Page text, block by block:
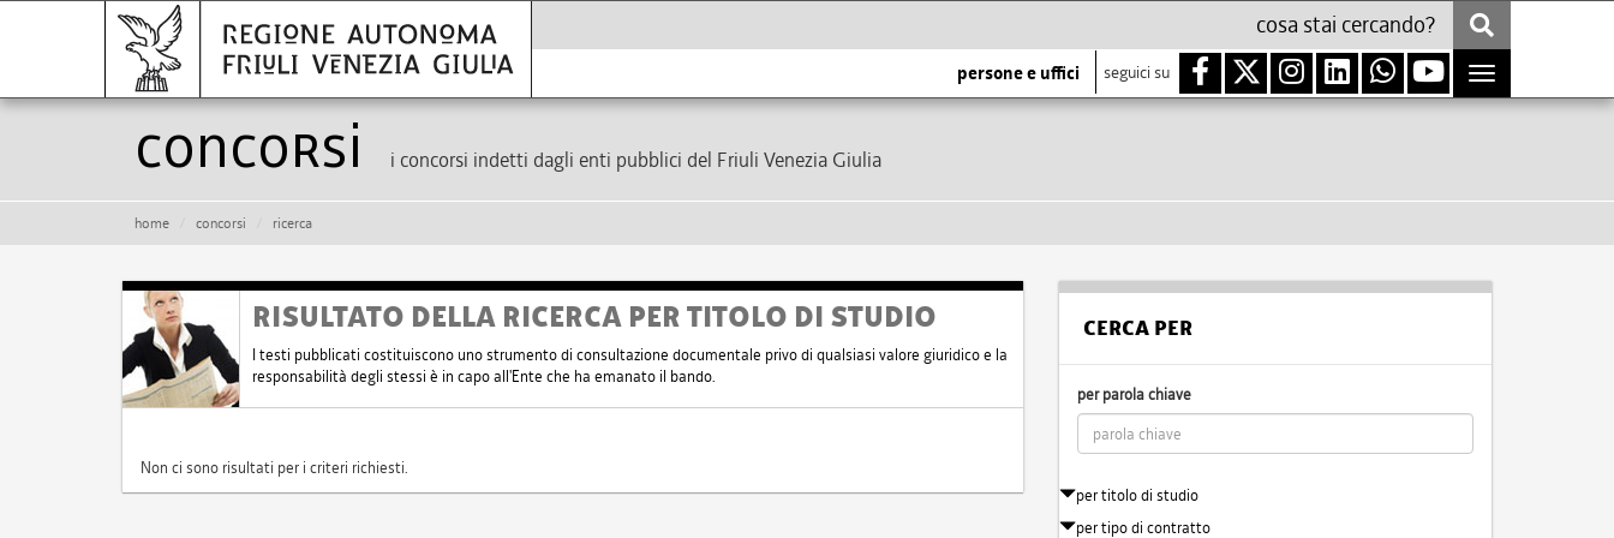
persone e uffici seguici su
Toggle
navigation
Concorsi i concorsi indetti dagli enti pubblici del Friuli Venezia Giulia
home concorsi ricerca
RISULTATO DELLA RICERCA PER TITOLO DI STUDIO
I testi pubblicati costituiscono uno strumento di consultazione documentale privo di qualsiasi valore giuridico e la
responsabilità degli stessi è in capo all'Ente che ha emanato il bando.
Non ci sono risultati per i criteri richiesti.
CERCA PER
per parola chiave
per titolo di studio
per tipo di contratto